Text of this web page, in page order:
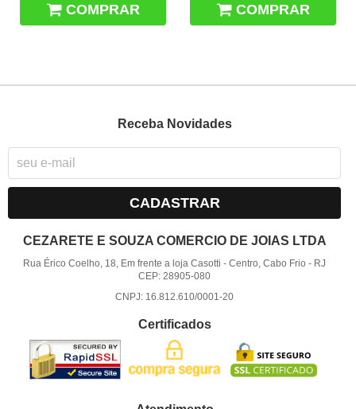
COMPRAR COMPRAR
Receba Novidades
CADASTRAR
CEZARETE E SOUZA COMERCIO DE JOIAS LTDA
Rua Érico Coelho, 18, Em frente a loja Casotti -Centro, Cabo Frio - RJ
CEP: 28905-080
CNPJ: 16.812.610/0001-20
Certificados